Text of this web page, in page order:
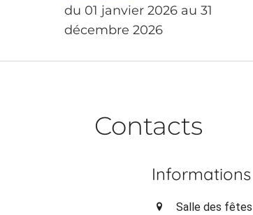
du 01 janvier 2026 au 31
décembre 2026
Contacts
Informations
Salle des fêtes